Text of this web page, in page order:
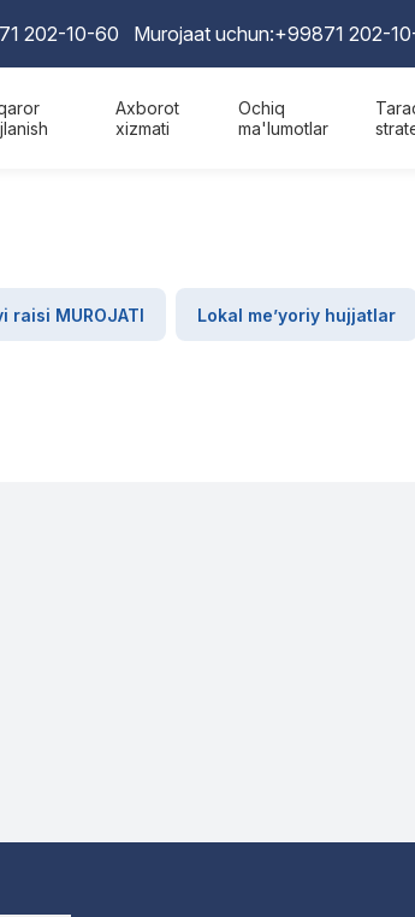
202-10-60 Murojaat uchun:+99871 202-
Axborot
xizmati
Ochiq
ma'lumotlar
raisi MUROJATI Lokal me’yoriy hujjatlar